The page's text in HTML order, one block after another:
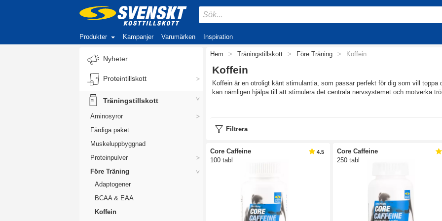
Produkter Kampanjer Varumärken Inspiration
Nyheter
Proteintillskott
Träningstillskott
Aminosyror
Färdiga paket
Muskeluppbyggnad
Proteinpulver
Före Träning
Adaptogener
BCAA & EAA
Koffein
Hem > Träningstillskott > Före Träning > Koffein
Koffein
Koffein är en otroligt känt stimulantia, som passar perfekt för dig som vill
kan nämligen hjälpa till att stimulera det centrala nervsystemet och motverka
koffeintabletter vara perfekt. Det finns även smidiga brustabletter med koffein
Filtrera
Core Caffeine
100 tabl
4.5
Core Caffeine
250 tabl